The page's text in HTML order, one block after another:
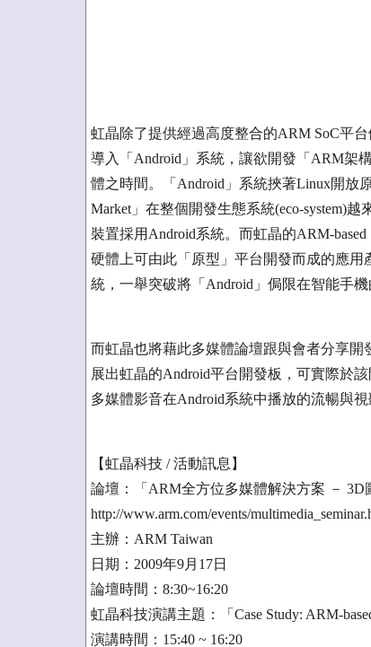
虹晶除了提供經過高度整合的ARM SoC平
導入「Android」系統，讓欲開發「ARM架
體之時間。「Android」系統挾著Linux開放
Market」在整個開發生態系統(eco-system)
裝置採用Android系統。而虹晶的ARM-
硬體上可由此「原型」平台開發而成的應
統，一舉突破將「Android」侷限在智能手機
而虹晶也將藉此多媒體論壇跟與會者分享
展出虹晶的Android平台開發板，可實際於
多媒體影音在Android系統中播放的流暢與
【虹晶科技 / 活動訊息】
論壇：「ARM全方位多媒體解決方案 － 3D
http://www.arm.com/events/
主辦：ARM Taiwan
日期：2009年9月17日
論壇時間：8:30~16:20
虹晶科技演講主題：「Case Study: ARM-
演講時間：15:40 ~ 16:20